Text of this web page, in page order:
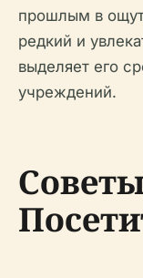
прошлым в
редкий и
выделяет его
учреждений.